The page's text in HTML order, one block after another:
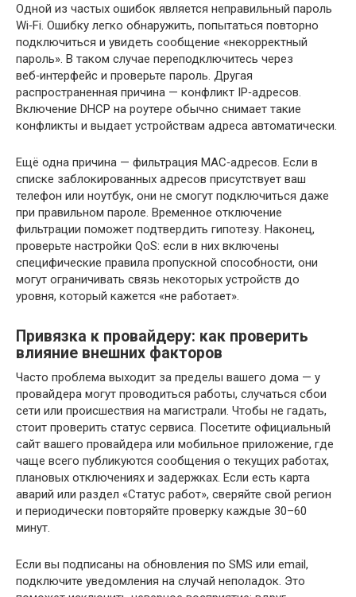
Одной из частых ошибок является неправильный пароль
Wi‑Fi. Ошибку легко обнаружить, попытаться повторно
подключиться и увидеть сообщение «некорректный
пароль». В таком случае переподключитесь через
веб‑интерфейс и проверьте пароль. Другая
распространенная причина — конфликт IP‑адресов.
Включение DHCP на роутере обычно снимает такие
конфликты и выдает устройствам адреса автоматически.
Ещё одна причина — фильтрация MAC‑адресов. Если в
списке заблокированных адресов присутствует ваш
телефон или ноутбук, они не смогут подключиться даже
при правильном пароле. Временное отключение
фильтрации поможет подтвердить гипотезу. Наконец,
проверьте настройки QoS: если в них включены
специфические правила пропускной способности, они
могут ограничивать связь некоторых устройств до
уровня, который кажется «не работает».
Привязка к провайдеру: как проверить
влияние внешних факторов
Часто проблема выходит за пределы вашего дома — у
провайдера могут проводиться работы, случаться сбои
сети или происшествия на магистрали. Чтобы не гадать,
стоит проверить статус сервиса. Посетите официальный
сайт вашего провайдера или мобильное приложение, где
чаще всего публикуются сообщения о текущих работах,
плановых отключениях и задержках. Если есть карта
аварий или раздел «Статус работ», сверяйте свой регион
и периодически повторяйте проверку каждые 30–60
минут.
Если вы подписаны на обновления по SMS или email,
подключите уведомления на случай неполадок. Это